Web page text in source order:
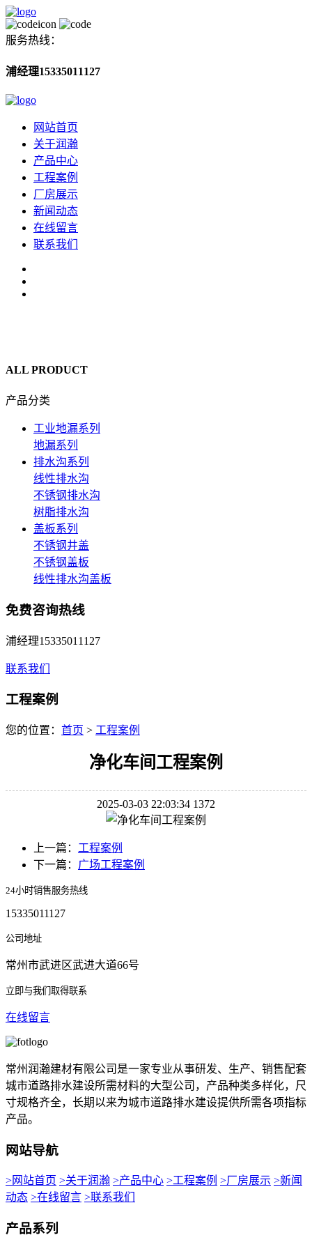
服务热线：
浦经理15335011127
网站首页
关于润瀚
产品中心
工程案例
厂房展示
新闻动态
在线留言
联系我们
ALL PRODUCT
产品分类
工业地漏系列
地漏系列
排水沟系列
线性排水沟
不锈钢排水沟
树脂排水沟
盖板系列
不锈钢井盖
不锈钢盖板
线性排水沟盖板
免费咨询热线
浦经理15335011127
联系我们
工程案例
您的位置： 首页 > 工程案例
净化车间工程案例
2025-03-03 22:03:34 1372
上一篇： 工程案例
下一篇： 广场工程案例
24小时销售服务热线
15335011127
公司地址
常州市武进区武进大道66号
立即与我们取得联系
在线留言
常州润瀚建材有限公司是一家专业从事研发、生产、销售配套
城市道路排水建设所需材料的大型公司，产品种类多样化，尺
寸规格齐全，长期以来为城市道路排水建设提供所需各项指标
产品。
网站导航
>网站首页 >关于润瀚 >产品中心 >工程案例 >厂房展示 >新闻
动态 >在线留言 >联系我们
产品系列